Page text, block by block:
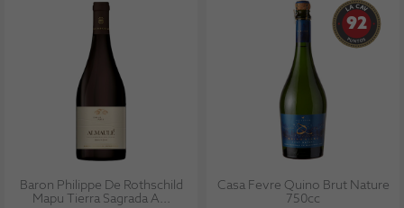
Baron Philippe De Rothschild
Mapu Tierra Sagrada A...
92
Casa Fevre Quino Brut Nature
750cc